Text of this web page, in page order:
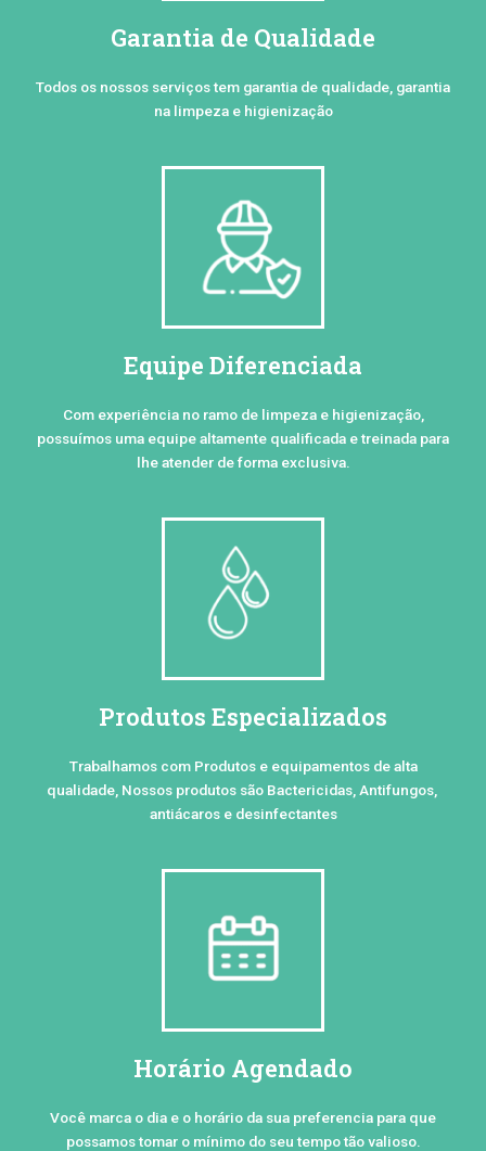
Garantia de Qualidade
Todos os nossos serviços tem garantia de qualidade, garantia
na limpeza e higienização
Equipe Diferenciada
Com experiência no ramo de limpeza e higienização,
possuímos uma equipe altamente qualificada e treinada para
lhe atender de forma exclusiva.
Produtos Especializados
Trabalhamos com Produtos e equipamentos de alta
qualidade, Nossos produtos são Bactericidas, Antifungos,
antiácaros e desinfectantes
Horário Agendado
Você marca o dia e o horário da sua preferencia para que
possamos tomar o mínimo do seu tempo tão valioso.